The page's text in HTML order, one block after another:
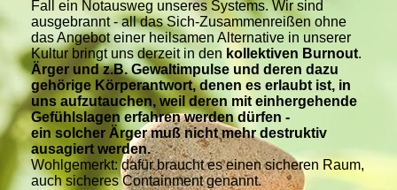
Fall ein Notausweg unseres Systems. Wir sind
ausgebrannt - all das Sich-Zusammenreißen ohne
das Angebot einer heilsamen Alternative in unserer
Kultur bringt uns derzeit in den kollektiven Burnout.
Ärger und z.B. Gewaltimpulse und deren dazu
gehörige Körperantwort, denen es erlaubt ist, in
uns aufzutauchen, weil deren mit einhergehende
Gefühlslagen erfahren werden dürfen -
ein solcher Ärger muß nicht mehr destruktiv
ausagiert werden.
Wohlgemerkt: dafür braucht es einen sicheren Raum,
auch sicheres Containment genannt.